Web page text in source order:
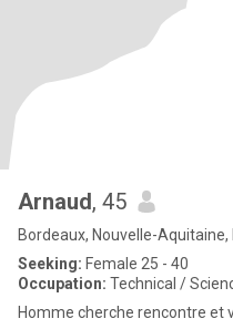
Arnaud, 45
Bordeaux, Nouvelle-Aquitaine,
Seeking: Female 25 - 40
Occupation: Technical /
Homme cherche rencontre et